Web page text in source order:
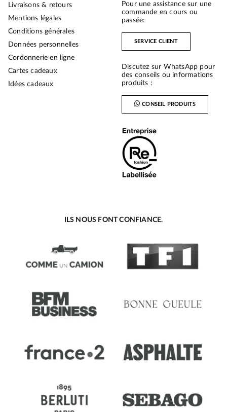
Livraisons & retours
Mentions légales
Conditions générales
Données personnelles
Cordonnerie en ligne
Cartes cadeaux
Idées cadeaux
Pour une assistance sur une
commande en cours ou
passée:
SERVICE CLIENT
Discutez sur WhatsApp pour
des conseils ou informations
produits :
CONSEIL PRODUITS
ILS NOUS FONT CONFIANCE.